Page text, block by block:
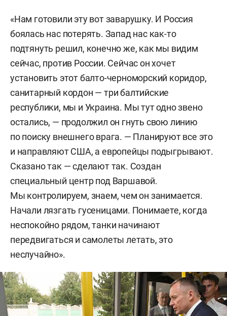
«Нам готовили эту вот заварушку. И Россия
боялась нас потерять. Запад нас как-то
подтянуть решил, конечно же, как мы видим
сейчас, против России. Сейчас он хочет
установить этот балто-черноморский коридор,
санитарный кордон — три балтийские
республики, мы и Украина. Мы тут одно звено
остались, — продолжил он гнуть свою линию
по поиску внешнего врага. — Планируют все это
и направляют США, а европейцы подыгрывают.
Сказано так — сделают так. Создан
специальный центр под Варшавой.
Мы контролируем, знаем, чем он занимается.
Начали лязгать гусеницами. Понимаете, когда
неспокойно рядом, танки начинают
передвигаться и самолеты летать, это
неслучайно».